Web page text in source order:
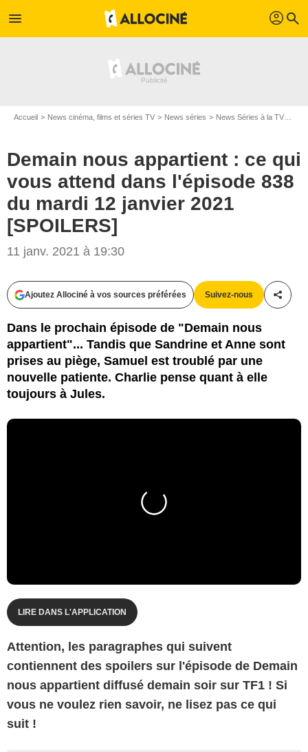
menu profil search
Accueil News cinéma, films et séries TV News séries News Séries à la TV
Demain nous appartient : ce qui
vous attend dans l'épisode 838
du mardi 12 janvier 2021
[SPOILERS]
11 janv. 2021 à 19:30
Ajoutez Allociné à vos sources préférées Suivez-nous
Dans le prochain épisode de "Demain nous
appartient"... Tandis que Sandrine et Anne sont
prises au piège, Samuel est troublé par une
nouvelle patiente. Charlie pense quant à elle
toujours à Jules.
LIRE DANS L'APPLICATION
Attention, les paragraphes qui suivent
contiennent des spoilers sur l'épisode de Demain
nous appartient diffusé demain soir sur TF1 ! Si
vous ne voulez rien savoir, ne lisez pas ce qui
suit !